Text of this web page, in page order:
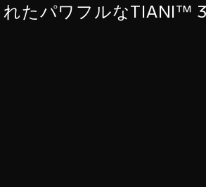
たパワフルなTIANI™ 3